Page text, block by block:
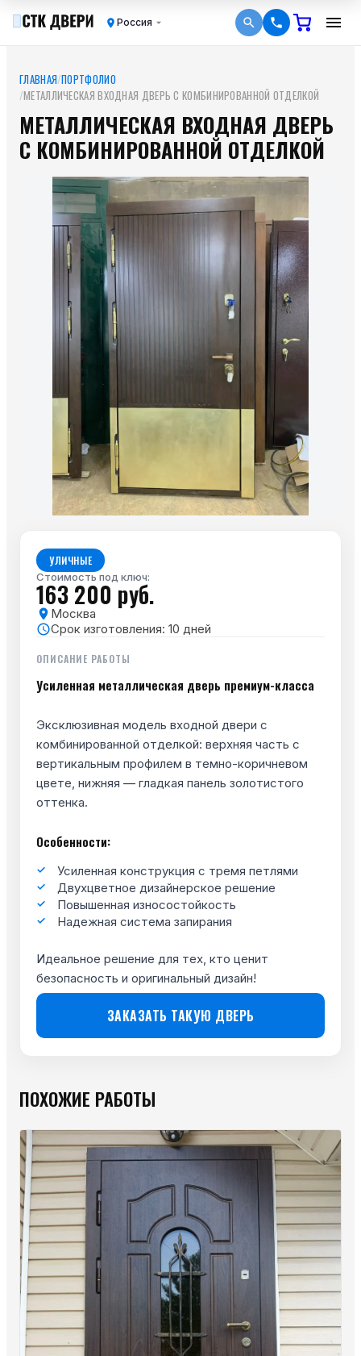
Россия
ГЛАВНАЯ/ПОРТФОЛИО
/МЕТАЛЛИЧЕСКАЯ ВХОДНАЯ ДВЕРЬ С КОМБИНИРОВАННОЙ ОТДЕЛКОЙ
МЕТАЛЛИЧЕСКАЯ ВХОДНАЯ ДВЕРЬ
С КОМБИНИРОВАННОЙ ОТДЕЛКОЙ
УЛИЧНЫЕ
Стоимость под ключ:
163 200 руб.
Москва
Срок изготовления: 10 дней
ОПИСАНИЕ РАБОТЫ
Усиленная металлическая дверь премиум-класса
Эксклюзивная модель входной двери с
комбинированной отделкой: верхняя часть с
вертикальным профилем в темно-коричневом
цвете, нижняя — гладкая панель золотистого
оттенка.
Особенности:
Усиленная конструкция с тремя петлями
Двухцветное дизайнерское решение
Повышенная износостойкость
Надежная система запирания
Идеальное решение для тех, кто ценит
безопасность и оригинальный дизайн!
ЗАКАЗАТЬ ТАКУЮ ДВЕРЬ
ПОХОЖИЕ РАБОТЫ